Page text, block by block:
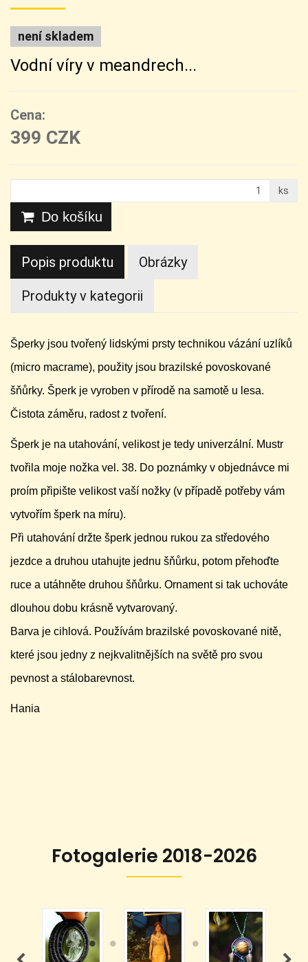
není skladem
Vodní víry v meandrech...
Cena:
399 CZK
ks
Do košíku
Popis produktu Obrázky
Produkty v kategorii
Šperky jsou tvořený lidskými prsty technikou vázání uzlíků
(micro macrame), použity jsou brazilské povoskované
šňůrky. Šperk je vyroben v přírodě na samotě u lesa.
Čistota záměru, radost z tvoření.
Šperk je na utahování, velikost je tedy univerzální. Mustr
tvořila moje nožka vel. 38. Do poznámky v objednávce mi
proím připište velikost vaší nožky (v případě potřeby vám
vytvořím šperk na míru).
Při utahování držte šperk jednou rukou za středového
jezdce a druhou utahujte jednu šňůrku, potom přehoďte
ruce a utáhněte druhou šňůrku. Ornament si tak uchováte
dlouhou dobu krásně vytvarovaný.
Barva je cihlová. Používám brazilské povoskované nitě,
které jsou jedny z nejkvalitnějších na světě pro svou
pevnost a stálobarevnost.
Hania
Fotogalerie 2018-2026